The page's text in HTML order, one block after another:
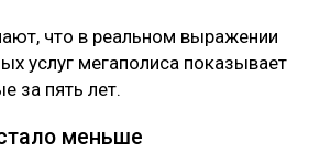
что в реальном выражении
услуг мегаполиса показывает
за пять лет.
меньше